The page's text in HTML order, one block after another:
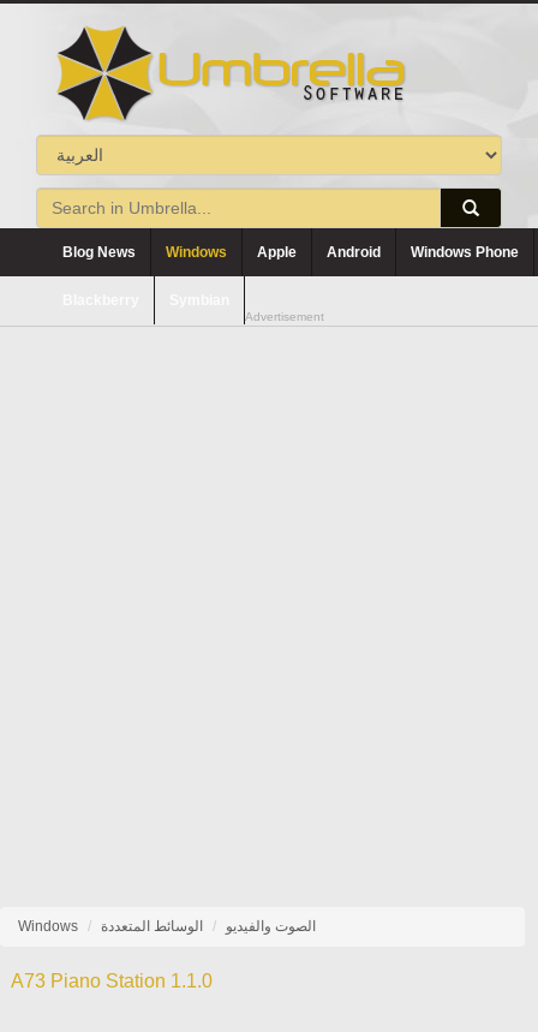
Blog News Windows Apple Android Windows Phone
Advertisement
Windows الوسائط المتعددة الصوت والفيديو
A73 Piano Station 1.1.0